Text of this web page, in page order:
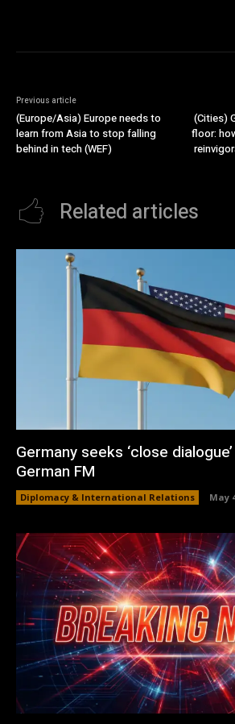
Previous article
(Europe/Asia) Europe needs to
learn from Asia to stop falling
behind in tech (WEF)
(Cities)
floor:
Related articles
Germany seeks ‘close
German FM
Diplomacy & International Relations May